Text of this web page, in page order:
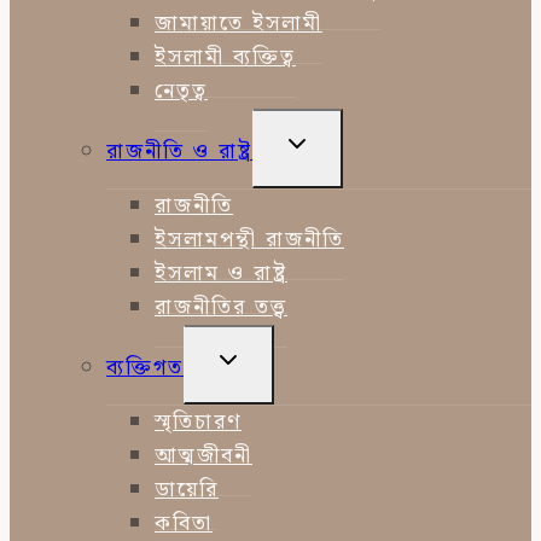
জামায়াতে ইসলামী
ইসলামী ব্যক্তিত্ব
নেতৃত্ব
রাজনীতি ও রাষ্ট্র
TOGGLE
রাজনীতি
ইসলামপন্থী রাজনীতি
ইসলাম ও রাষ্ট্র
রাজনীতির তত্ত্ব
ব্যক্তিগত
TOGGLE
MENU
স্মৃতিচারণ
আত্মজীবনী
ডায়েরি
কবিতা